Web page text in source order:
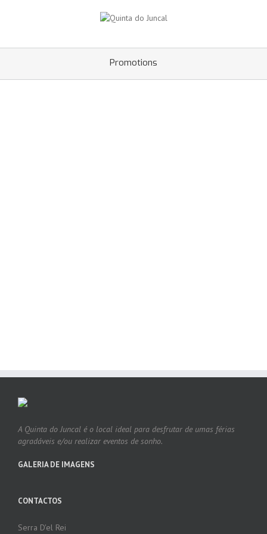
Promotions
A Quinta do Juncal é o local ideal para desfrutar de umas férias
agradáveis e/ou realizar eventos de sonho.
GALERIA DE IMAGENS
CONTACTOS
Serra D'el Rei